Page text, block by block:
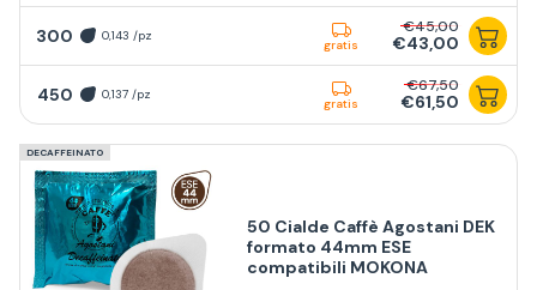
300 0,143 /pz
gratis
€45,00
€43,00
450 0,137 /pz
gratis
€67,50
€61,50
DECAFFEINATO
50 Cialde Caffè Agostani DEK
formato 44mm ESE
compatibili MOKONA